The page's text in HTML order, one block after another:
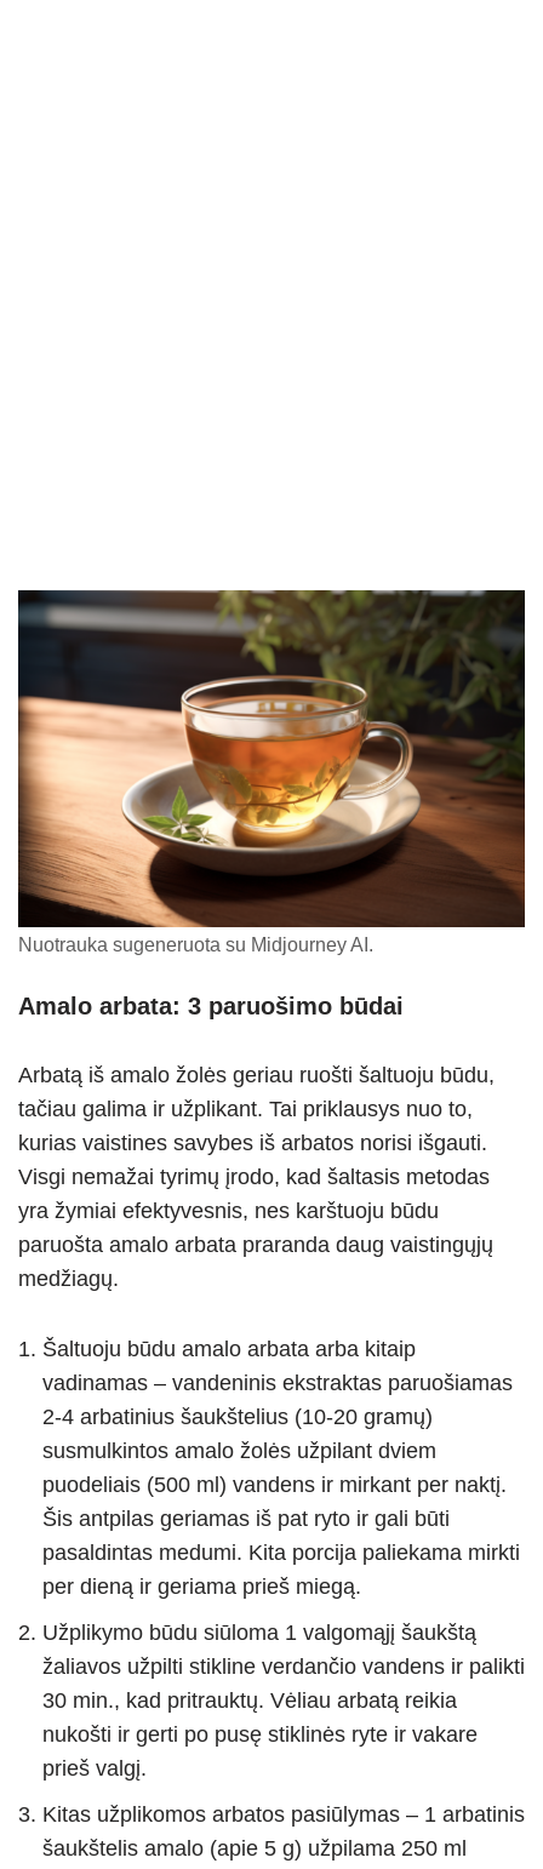
Nuotrauka sugeneruota su Midjourney AI.
Amalo arbata: 3 paruošimo būdai
Arbatą iš amalo žolės geriau ruošti šaltuoju būdu,
tačiau galima ir užplikant. Tai priklausys nuo to,
kurias vaistines savybes iš arbatos norisi išgauti.
Visgi nemažai tyrimų įrodo, kad šaltasis metodas
yra žymiai efektyvesnis, nes karštuoju būdu
paruošta amalo arbata praranda daug vaistingųjų
medžiagų.
Šaltuoju būdu amalo arbata arba kitaip
vadinamas – vandeninis ekstraktas paruošiamas
2-4 arbatinius šaukštelius (10-20 gramų)
susmulkintos amalo žolės užpilant dviem
puodeliais (500 ml) vandens ir mirkant per naktį.
Šis antpilas geriamas iš pat ryto ir gali būti
pasaldintas medumi. Kita porcija paliekama mirkti
per dieną ir geriama prieš miegą.
Užplikymo būdu siūloma 1 valgomąjį šaukštą
žaliavos užpilti stikline verdančio vandens ir palikti
30 min., kad pritrauktų. Vėliau arbatą reikia
nukošti ir gerti po pusę stiklinės ryte ir vakare
prieš valgį.
Kitas užplikomos arbatos pasiūlymas – 1 arbatinis
šaukštelis amalo (apie 5 g) užpilama 250 ml